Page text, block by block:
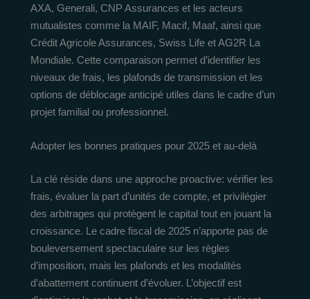
AXA, Generali, CNP Assurances et les acteurs
mutualistes comme la MAIF, Macif, Maaf, ainsi que
Crédit Agricole Assurances, Swiss Life et AG2R La
Mondiale. Cette comparaison permet d’identifier les
niveaux de frais, les plafonds de transmission et les
options de déblocage anticipé utiles dans le cadre d’un
projet familial ou professionnel.
Adopter les bonnes pratiques pour 2025 et au-delà
La clé réside dans une approche proactive: vérifier les
frais, évaluer la part d’unités de compte, et privilégier
des arbitrages qui protègent le capital tout en jouant la
croissance. Le cadre fiscal de 2025 n’apporte pas de
bouleversement spectaculaire sur les règles
d’imposition, mais les plafonds et les modalités
d’abattement continuent d’évoluer. L’objectif est